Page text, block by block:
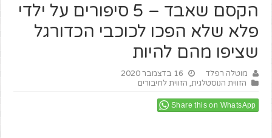
הקסם שאבד – 5 סיפורים על ילדי
פלא שלא הפכו לכוכבי הכדורגל
שציפו מהם להיות
מוטלה רפלד
16 בדצמבר 2020
הזווית הנוסטלגית, הזווית לחיבורים
Share this on WhatsApp